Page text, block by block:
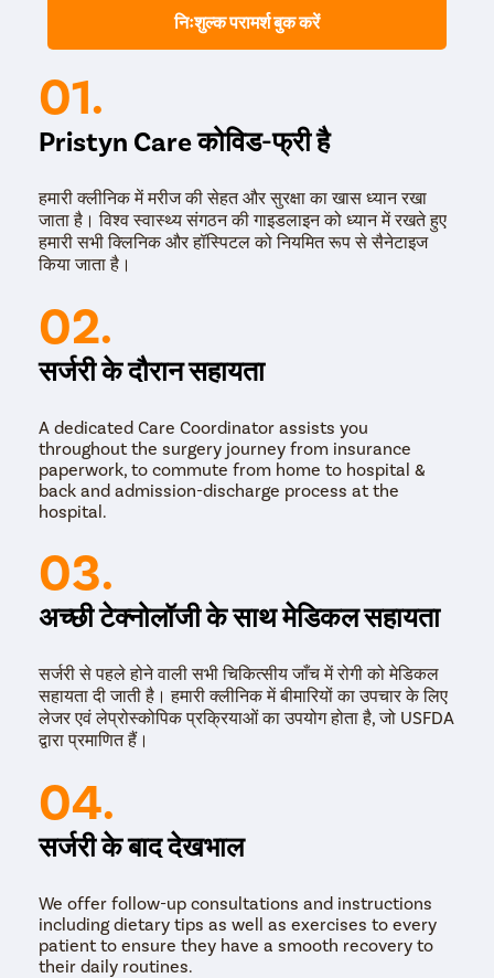
निःशुल्क परामर्श बुक करें
01.
Pristyn Care कोविड-फ्री है
हमारी क्लीनिक में मरीज की सेहत और सुरक्षा का खास ध्यान रखा
जाता है। विश्व स्वास्थ्य संगठन की गाइडलाइन को ध्यान में रखते हुए
हमारी सभी क्लिनिक और हॉस्पिटल को नियमित रूप से सैनेटाइज
किया जाता है।
02.
सर्जरी के दौरान सहायता
A dedicated Care Coordinator assists you
throughout the surgery journey from insurance
paperwork, to commute from home to hospital &
back and admission-discharge process at the
hospital.
03.
अच्छी टेक्नोलॉजी के साथ मेडिकल सहायता
सर्जरी से पहले होने वाली सभी चिकित्सीय जाँच में रोगी को मेडिकल
सहायता दी जाती है। हमारी क्लीनिक में बीमारियों का उपचार के लिए
लेजर एवं लेप्रोस्कोपिक प्रक्रियाओं का उपयोग होता है, जो USFDA
द्वारा प्रमाणित हैं।
04.
सर्जरी के बाद देखभाल
We offer follow-up consultations and instructions
including dietary tips as well as exercises to every
patient to ensure they have a smooth recovery to
their daily routines.